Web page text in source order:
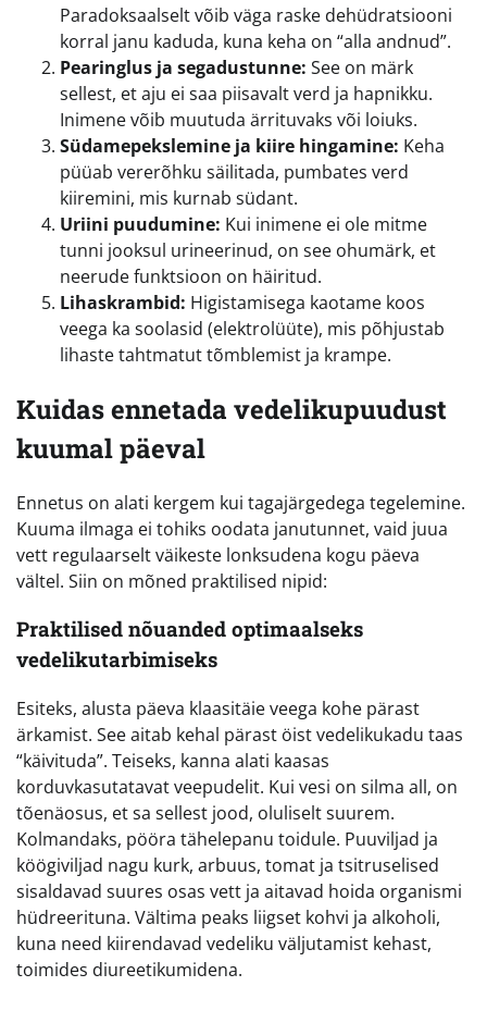
Paradoksaalselt võib väga raske dehüdratsiooni
korral janu kaduda, kuna keha on “alla andnud”.
Pearinglus ja segadustunne: See on märk
sellest, et aju ei saa piisavalt verd ja hapnikku.
Inimene võib muutuda ärrituvaks või loiuks.
Südamepekslemine ja kiire hingamine: Keha
püüab vererõhku säilitada, pumbates verd
kiiremini, mis kurnab südant.
Uriini puudumine: Kui inimene ei ole mitme
tunni jooksul urineerinud, on see ohumärk, et
neerude funktsioon on häiritud.
Lihaskrambid: Higistamisega kaotame koos
veega ka soolasid (elektrolüüte), mis põhjustab
lihaste tahtmatut tõmblemist ja krampe.
Kuidas ennetada vedelikupuudust
kuumal päeval
Ennetus on alati kergem kui tagajärgedega tegelemine.
Kuuma ilmaga ei tohiks oodata janutunnet, vaid juua
vett regulaarselt väikeste lonksudena kogu päeva
vältel. Siin on mõned praktilised nipid:
Praktilised nõuanded optimaalseks
vedelikutarbimiseks
Esiteks, alusta päeva klaasitäie veega kohe pärast
ärkamist. See aitab kehal pärast öist vedelikukadu taas
“käivituda”. Teiseks, kanna alati kaasas
korduvkasutatavat veepudelit. Kui vesi on silma all, on
tõenäosus, et sa sellest jood, oluliselt suurem.
Kolmandaks, pööra tähelepanu toidule. Puuviljad ja
köögiviljad nagu kurk, arbuus, tomat ja tsitruselised
sisaldavad suures osas vett ja aitavad hoida organismi
hüdreerituna. Vältima peaks liigset kohvi ja alkoholi,
kuna need kiirendavad vedeliku väljutamist kehast,
toimides diureetikumidena.